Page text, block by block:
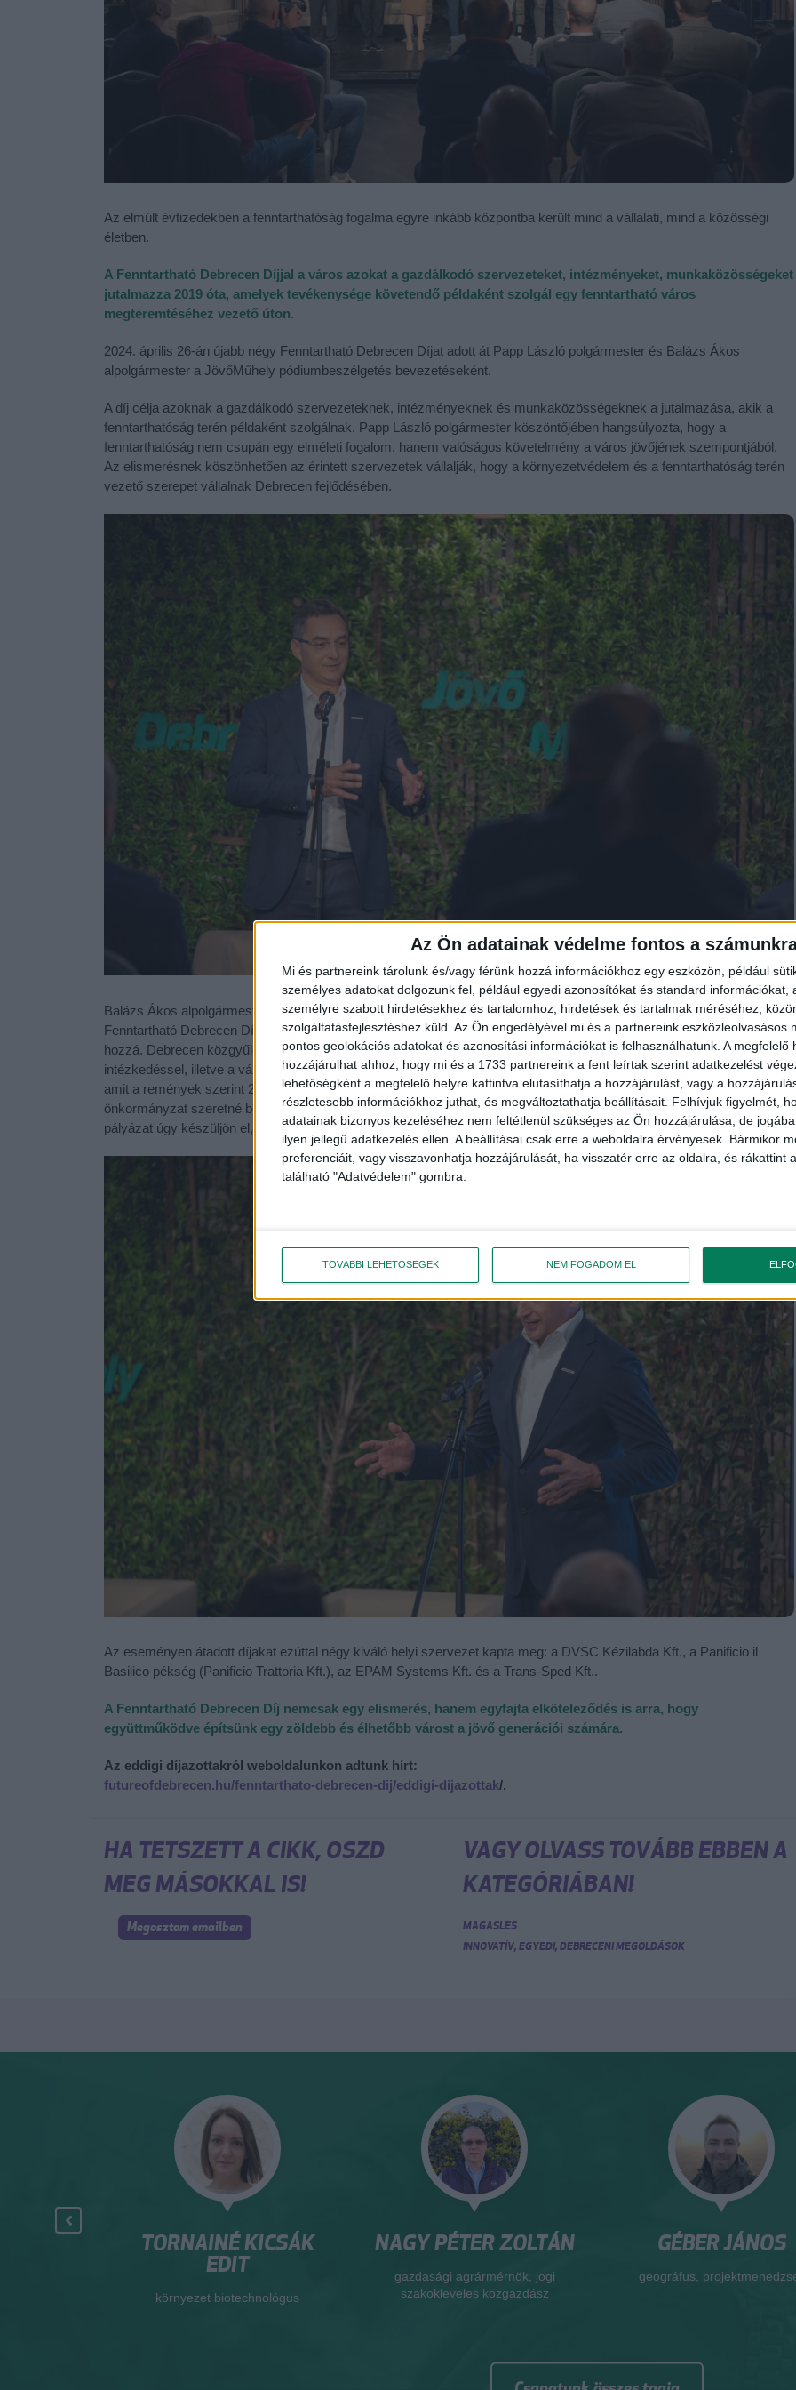
Az Ön adatainak védelme fontos a
Mi és partnereink tárolunk és/vagy férünk hozzá információkhoz egy eszközön, például
személyes adatokat dolgozunk fel, például egyedi azonosítókat és standard információkat,
személyre szabott hirdetésekhez és tartalomhoz, hirdetések és tartalmak méréséhez,
szolgáltatásfejlesztéshez küld. Az Ön engedélyével mi és a partnereink eszközleolvasásos
pontos geolokációs adatokat és azonosítási információkat is felhasználhatunk. A megfelelő
hozzájárulhat ahhoz, hogy mi és a 1733 partnereink a fent leírtak szerint adatkezelést
lehetőségként a megfelelő helyre kattintva elutasíthatja a hozzájárulást, vagy a
részletesebb információkhoz juthat, és megváltoztathatja beállításait. Felhívjuk figyelmét,
adatainak bizonyos kezeléséhez nem feltétlenül szükséges az Ön hozzájárulása, de
ilyen jellegű adatkezelés ellen. A beállításai csak erre a weboldalra érvényesek. Bármikor
preferenciáit, vagy visszavonhatja hozzájárulását, ha visszatér erre az oldalra, és rákattint
található "Adatvédelem" gombra.
TOVÁBBI LEHETŐSÉGEK NEM FOGADOM EL
Az elmúlt évtizedekben a fenntarthatóság fogalma egyre inkább központba került mind a vállalati, mind a közösségi
életben.
A Fenntartható Debrecen Díjjal a város azokat a gazdálkodó szervezeteket, intézményeket, munkaközösségeket
jutalmazza 2019 óta, amelyek tevékenysége követendő példaként szolgál egy fenntartható város
megteremtéséhez vezető úton.
2024. április 26-án újabb négy Fenntartható Debrecen Díjat adott át Papp László polgármester és Balázs Ákos
alpolgármester a JövőMűhely pódiumbeszélgetés bevezetéseként.
A díj célja azoknak a gazdálkodó szervezeteknek, intézményeknek és munkaközösségeknek a jutalmazása, akik a
fenntarthatóság terén példaként szolgálnak. Papp László polgármester köszöntőjében hangsúlyozta, hogy a
fenntarthatóság nem csupán egy elméleti fogalom, hanem valóságos követelmény a város jövőjének szempontjából.
Az elismerésnek köszönhetően az érintett szervezetek vállalják, hogy a környezetvédelem és a fenntarthatóság terén
vezető szerepet vállalnak Debrecen fejlődésében.
Balázs Ákos alpolgármester többek közt arról számolt be, hogy sok cég, munkaközösség pályázott sikeresen a
Fenntartható Debrecen Díjra, és várjuk, hogy ez a kör a jövőben tovább gyarapodjon, és egyre többen csatlakozzanak
hozzá. Debrecen közgyűlése nemrég fogadta el a Zöld Kódexet, Debrecen nagy környezetvédelmi programját 50
intézkedéssel, illetve a város is tett egy pályázati célkitűzést: 2025-ben megpályázza az Európa Zöld Főváros címet,
amit a remények szerint 2027-re el is tud nyerni. Azokat, akik már megkapták a Fenntartható Debrecen Díjat, az
önkormányzat szeretné bevonni egy közös gondolkodásba, egy közös munkába, hogy az Európa Zöld Fővárosa
pályázat úgy készüljön el, hogy a cégek, vállalkozások gondolatai, üzenetei is benne legyenek majd.
Az eseményen átadott díjakat ezúttal négy kiváló helyi szervezet kapta meg: a DVSC Kézilabda Kft., a Panificio il
Basilico pékség (Panificio Trattoria Kft.), az EPAM Systems Kft. és a Trans-Sped Kft..
A Fenntartható Debrecen Díj nemcsak egy elismerés, hanem egyfajta elköteleződés is arra, hogy
együttműködve építsünk egy zöldebb és élhetőbb várost a jövő generációi számára.
Az eddigi díjazottakról weboldalunkon adtunk hírt:
futureofdebrecen.hu/fenntarthato-debrecen-dij/eddigi-dijazottak/.
HA TETSZETT A CIKK, OSZD
MEG MÁSOKKAL IS!
Megosztom emailben
VAGY OLVASS TOVÁBB EBBEN A
KATEGÓRIÁBAN!
MAGASLES
INNOVATÍV, EGYEDI, DEBRECENI MEGOLDÁSOK
TORNAINÉ KICSÁK
EDIT
környezet biotechnológus
NAGY PÉTER ZOLTÁN
gazdasági agrármérnök, jogi
szakokleveles közgazdász
GÉBER JÁNOS
geográfus, projektmenedzser